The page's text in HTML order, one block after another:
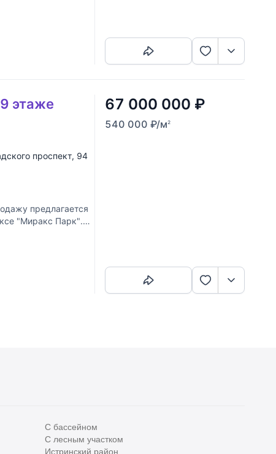
этаже
проспект, 94
предлагается
"Миракс Парк".
67 000 000 ₽
540 000 ₽/м2
С бассейном
С лесным участком
Истринский район
Все